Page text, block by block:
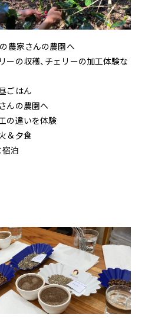
農家さんの農園へ
収穫、チェリーの加工体験な
ごはん
んの農園へ
違いを体験
夕食
泊